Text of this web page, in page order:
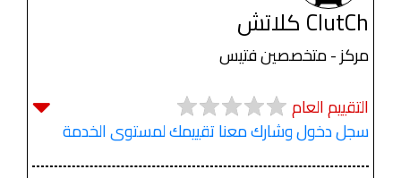
ClutCh كلاتش
مركز - متخصصين فتيس
التقييم العام
سجل دخول وشارك معنا تقييمك لمستوى الخدمة